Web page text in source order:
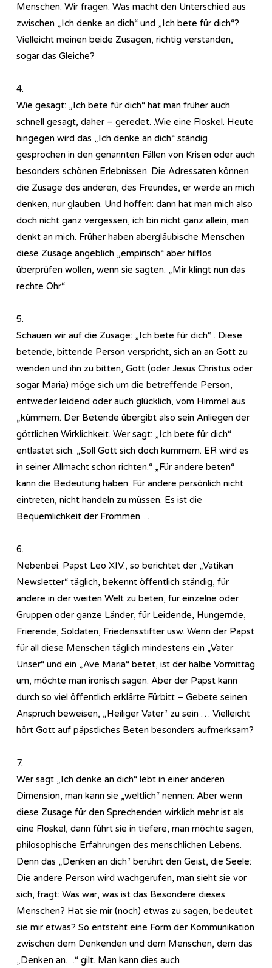
Menschen: Wir fragen: Was macht den Unterschied aus
zwischen „Ich denke an dich“ und „Ich bete für dich“?
Vielleicht meinen beide Zusagen, richtig verstanden,
sogar das Gleiche?
4.
Wie gesagt: „Ich bete für dich“ hat man früher auch
schnell gesagt, daher – geredet. .Wie eine Floskel. Heute
hingegen wird das „Ich denke an dich“ ständig
gesprochen in den genannten Fällen von Krisen oder auch
besonders schönen Erlebnissen. Die Adressaten können
die Zusage des anderen, des Freundes, er werde an mich
denken, nur glauben. Und hoffen: dann hat man mich also
doch nicht ganz vergessen, ich bin nicht ganz allein, man
denkt an mich. Früher haben abergläubische Menschen
diese Zusage angeblich „empirisch“ aber hilflos
überprüfen wollen, wenn sie sagten: „Mir klingt nun das
rechte Ohr“.
5.
Schauen wir auf die Zusage: „Ich bete für dich“ . Diese
betende, bittende Person verspricht, sich an an Gott zu
wenden und ihn zu bitten, Gott (oder Jesus Christus oder
sogar Maria) möge sich um die betreffende Person,
entweder leidend oder auch glücklich, vom Himmel aus
„kümmern. Der Betende übergibt also sein Anliegen der
göttlichen Wirklichkeit. Wer sagt: „Ich bete für dich“
entlastet sich: „Soll Gott sich doch kümmern. ER wird es
in seiner Allmacht schon richten.“ „Für andere beten“
kann die Bedeutung haben: Für andere persönlich nicht
eintreten, nicht handeln zu müssen. Es ist die
Bequemlichkeit der Frommen…
6.
Nebenbei: Papst Leo XIV., so berichtet der „Vatikan
Newsletter“ täglich, bekennt öffentlich ständig, für
andere in der weiten Welt zu beten, für einzelne oder
Gruppen oder ganze Länder, für Leidende, Hungernde,
Frierende, Soldaten, Friedensstifter usw. Wenn der Papst
für all diese Menschen täglich mindestens ein „Vater
Unser“ und ein „Ave Maria“ betet, ist der halbe Vormittag
um, möchte man ironisch sagen. Aber der Papst kann
durch so viel öffentlich erklärte Fürbitt – Gebete seinen
Anspruch beweisen, „Heiliger Vater“ zu sein … Vielleicht
hört Gott auf päpstliches Beten besonders aufmerksam?
7.
Wer sagt „Ich denke an dich“ lebt in einer anderen
Dimension, man kann sie „weltlich“ nennen: Aber wenn
diese Zusage für den Sprechenden wirklich mehr ist als
eine Floskel, dann führt sie in tiefere, man möchte sagen,
philosophische Erfahrungen des menschlichen Lebens.
Denn das „Denken an dich“ berührt den Geist, die Seele:
Die andere Person wird wachgerufen, man sieht sie vor
sich, fragt: Was war, was ist das Besondere dieses
Menschen? Hat sie mir (noch) etwas zu sagen, bedeutet
sie mir etwas? So entsteht eine Form der Kommunikation
zwischen dem Denkenden und dem Menschen, dem das
„Denken an…“ gilt. Man kann dies auch